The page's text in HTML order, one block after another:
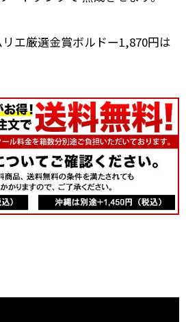
エ厳選金賞ボルドー1,870円は